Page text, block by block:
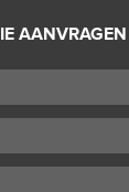
AANVRAGEN